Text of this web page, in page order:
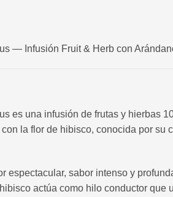
— Infusión Fruit & Herb con
es una infusión de frutas y hierbas
la flor de hibisco, conocida por su
espectacular, sabor intenso y
actúa como hilo conductor